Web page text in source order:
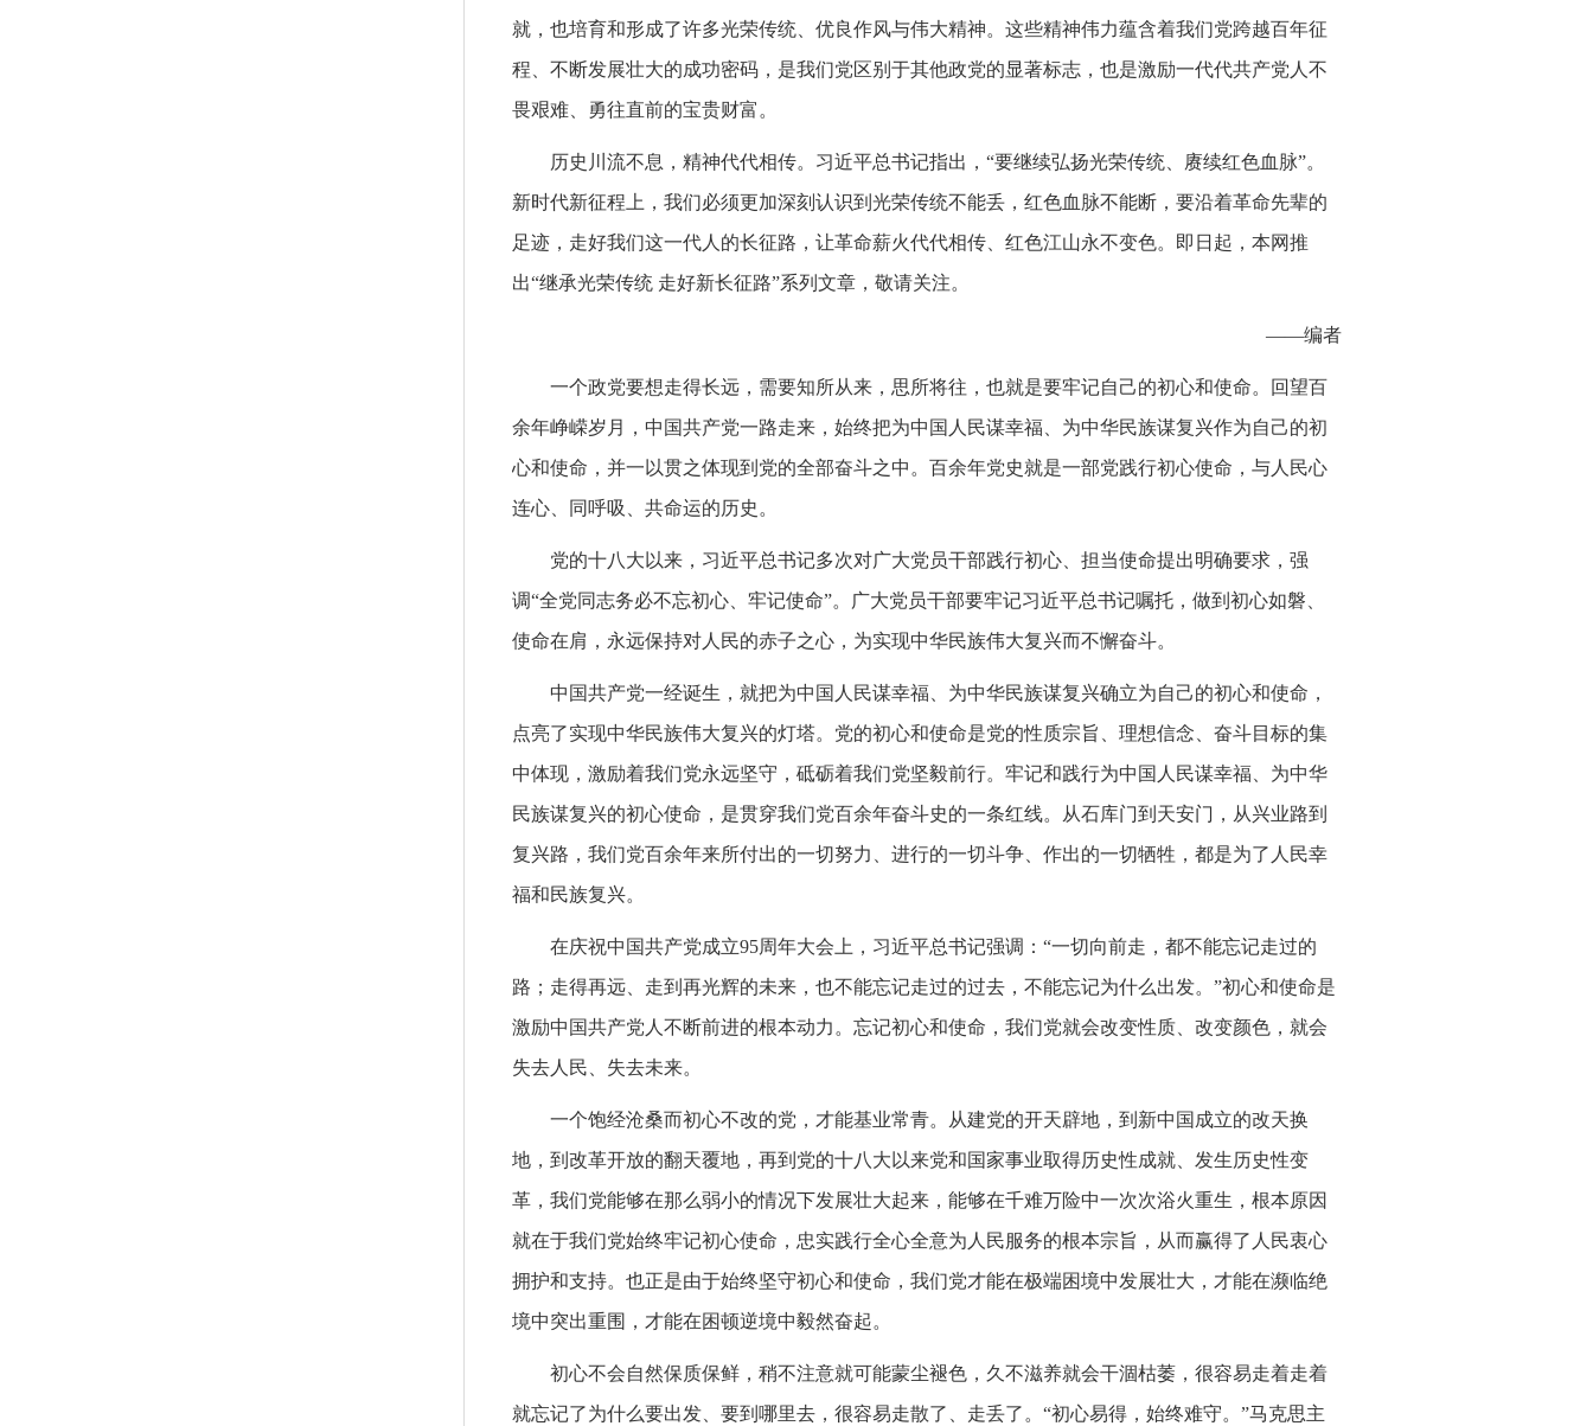
就，也培育和形成了许多光荣传统、优良作风与伟大精神。这些精神伟力蕴含着我们党跨越百年征
程、不断发展壮大的成功密码，是我们党区别于其他政党的显著标志，也是激励一代代共产党人不
畏艰难、勇往直前的宝贵财富。
历史川流不息，精神代代相传。习近平总书记指出，“要继续弘扬光荣传统、赓续红色血脉”。
新时代新征程上，我们必须更加深刻认识到光荣传统不能丢，红色血脉不能断，要沿着革命先辈的
足迹，走好我们这一代人的长征路，让革命薪火代代相传、红色江山永不变色。即日起，本网推
出“继承光荣传统 走好新长征路”系列文章，敬请关注。
——编者
一个政党要想走得长远，需要知所从来，思所将往，也就是要牢记自己的初心和使命。回望百
余年峥嵘岁月，中国共产党一路走来，始终把为中国人民谋幸福、为中华民族谋复兴作为自己的初
心和使命，并一以贯之体现到党的全部奋斗之中。百余年党史就是一部党践行初心使命，与人民心
连心、同呼吸、共命运的历史。
党的十八大以来，习近平总书记多次对广大党员干部践行初心、担当使命提出明确要求，强
调“全党同志务必不忘初心、牢记使命”。广大党员干部要牢记习近平总书记嘱托，做到初心如磐、
使命在肩，永远保持对人民的赤子之心，为实现中华民族伟大复兴而不懈奋斗。
中国共产党一经诞生，就把为中国人民谋幸福、为中华民族谋复兴确立为自己的初心和使命，
点亮了实现中华民族伟大复兴的灯塔。党的初心和使命是党的性质宗旨、理想信念、奋斗目标的集
中体现，激励着我们党永远坚守，砥砺着我们党坚毅前行。牢记和践行为中国人民谋幸福、为中华
民族谋复兴的初心使命，是贯穿我们党百余年奋斗史的一条红线。从石库门到天安门，从兴业路到
复兴路，我们党百余年来所付出的一切努力、进行的一切斗争、作出的一切牺牲，都是为了人民幸
福和民族复兴。
在庆祝中国共产党成立95周年大会上，习近平总书记强调：“一切向前走，都不能忘记走过的
路；走得再远、走到再光辉的未来，也不能忘记走过的过去，不能忘记为什么出发。”初心和使命是
激励中国共产党人不断前进的根本动力。忘记初心和使命，我们党就会改变性质、改变颜色，就会
失去人民、失去未来。
一个饱经沧桑而初心不改的党，才能基业常青。从建党的开天辟地，到新中国成立的改天换
地，到改革开放的翻天覆地，再到党的十八大以来党和国家事业取得历史性成就、发生历史性变
革，我们党能够在那么弱小的情况下发展壮大起来，能够在千难万险中一次次浴火重生，根本原因
就在于我们党始终牢记初心使命，忠实践行全心全意为人民服务的根本宗旨，从而赢得了人民衷心
拥护和支持。也正是由于始终坚守初心和使命，我们党才能在极端困境中发展壮大，才能在濒临绝
境中突出重围，才能在困顿逆境中毅然奋起。
初心不会自然保质保鲜，稍不注意就可能蒙尘褪色，久不滋养就会干涸枯萎，很容易走着走着
就忘记了为什么要出发、要到哪里去，很容易走散了、走丢了。“初心易得，始终难守。”马克思主